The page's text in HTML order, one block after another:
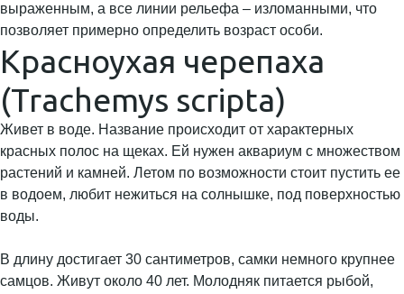
выраженным, а все линии рельефа – изломанными, что
позволяет примерно определить возраст особи.
Красноухая черепаха
(Trachemys scripta)
Живет в воде. Название происходит от характерных
красных полос на щеках. Ей нужен аквариум с множеством
растений и камней. Летом по возможности стоит пустить ее
в водоем, любит нежиться на солнышке, под поверхностью
воды.
В длину достигает 30 сантиметров, самки немного крупнее
самцов. Живут около 40 лет. Молодняк питается рыбой,